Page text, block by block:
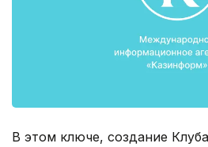
В этом ключе, создание